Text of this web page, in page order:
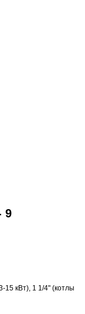
9
15 кВт), 1 1/4" (котлы